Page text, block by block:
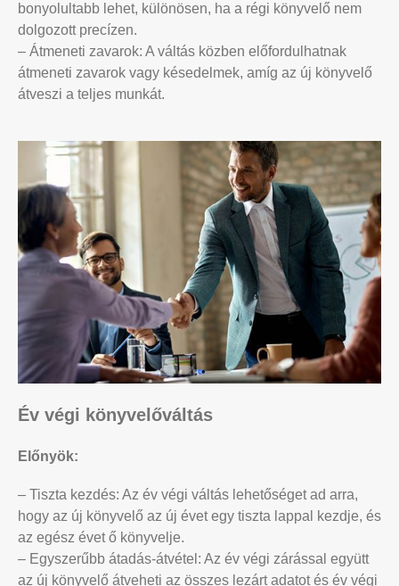
bonyolultabb lehet, különösen, ha a régi könyvelő nem
dolgozott precízen.
– Átmeneti zavarok: A váltás közben előfordulhatnak
átmeneti zavarok vagy késedelmek, amíg az új könyvelő
átveszi a teljes munkát.
Év végi könyvelőváltás
Előnyök:
– Tiszta kezdés: Az év végi váltás lehetőséget ad arra,
hogy az új könyvelő az új évet egy tiszta lappal kezdje, és
az egész évet ő könyvelje.
– Egyszerűbb átadás-átvétel: Az év végi zárással együtt
az új könyvelő átveheti az összes lezárt adatot és év végi